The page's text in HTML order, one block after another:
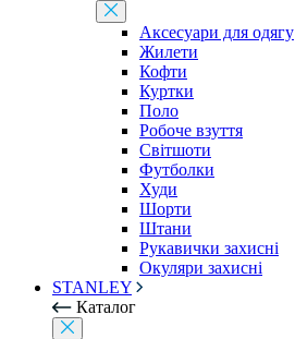
Аксесуари для одягу
Жилети
Кофти
Куртки
Поло
Робоче взуття
Світшоти
Футболки
Худи
Шорти
Штани
Рукавички захисні
Окуляри захисні
STANLEY
Каталог